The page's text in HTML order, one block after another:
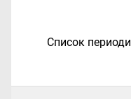
Следующая
Список